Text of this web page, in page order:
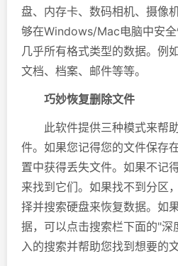
盘、内存卡、数码相机、摄像
够在Windows/Mac电脑中安
几乎所有格式类型的数据。例
文档、档案、邮件等等。
巧妙恢复删除文件
此软件提供三种模式来帮
件。如果您记得您的文件保存
置中获得丢失文件。如果不记
来找到它们。如果找不到分区
择并搜索硬盘来恢复数据。如
据，可以点击搜索栏下面的"深
入的搜索并帮助您找到想要的文